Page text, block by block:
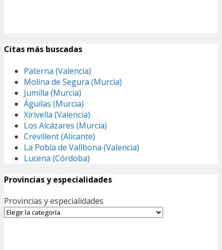
Citas más buscadas
Paterna (Valencia)
Molina de Segura (Murcia)
Jumilla (Murcia)
Águilas (Murcia)
Xirivella (Valencia)
Los Alcázares (Murcia)
Crevillent (Alicante)
La Pobla de Vallbona (Valencia)
Lucena (Córdoba)
Provincias y especialidades
Provincias y especialidades